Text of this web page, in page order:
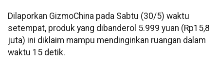
Dilaporkan GizmoChina pada Sabtu (30/5) waktu
setempat, produk yang dibanderol 5.999 yuan (Rp15,8
juta) ini diklaim mampu mendinginkan ruangan dalam
waktu 15 detik.